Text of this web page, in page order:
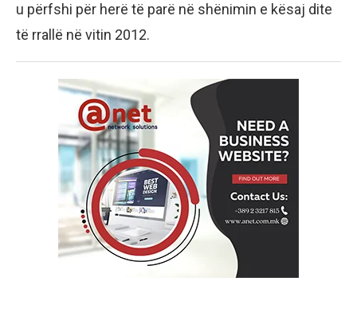
u përfshi për herë të parë në shënimin e kësaj dite
të rrallë në vitin 2012.